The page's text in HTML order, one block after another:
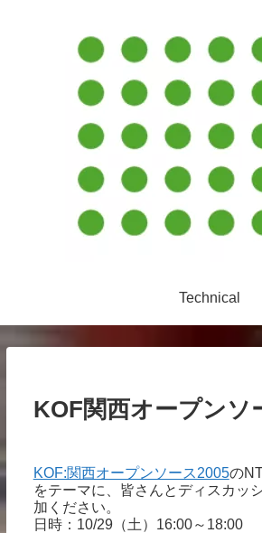
Technical
KOF関西オープンソ
KOF:関西オープンソース2005の
をテーマに、皆さんとディスカッ
加ください。
日時：10/29（土）16:00～18:00